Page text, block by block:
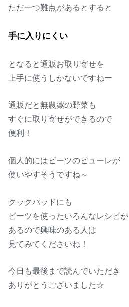
ただ一つ難点があるとすると
手に入りにくい
となると通販お取り寄せを
上手に使うしかないですねー
通販だと無農薬の野菜も
すぐに取り寄せができるので
便利！
個人的にはビーツのピューレが
使いやすそうですね～
クックパッドにも
ビーツを使ったいろんなレシピが
あるので興味のある人は
見てみてくださいね！
今日も最後まで読んでいただき
ありがとうございました☆